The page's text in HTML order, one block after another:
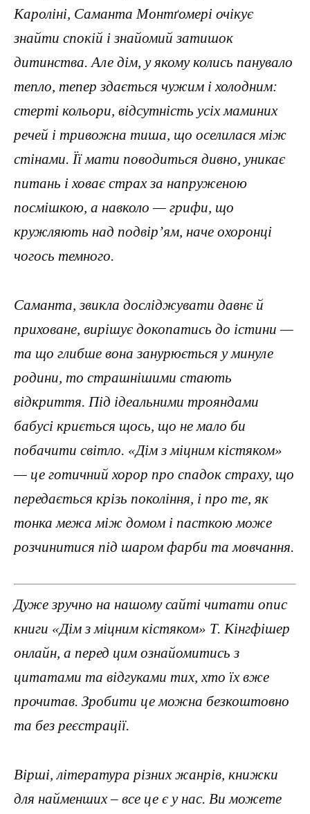
Кароліні, Саманта Монтґомері очікує
знайти спокій і знайомий затишок
дитинства. Але дім, у якому колись панувало
тепло, тепер здається чужим і холодним:
стерті кольори, відсутність усіх маминих
речей і тривожна тиша, що оселилася між
стінами. Її мати поводиться дивно, уникає
питань і ховає страх за напруженою
посмішкою, а навколо — грифи, що
кружляють над подвір’ям, наче охоронці
чогось темного.
Саманта, звикла досліджувати давнє й
приховане, вирішує докопатись до істини —
та що глибше вона занурюється у минуле
родини, то страшнішими стають
відкриття. Під ідеальними трояндами
бабусі криється щось, що не мало би
побачити світло. «Дім з міцним кістяком»
— це готичний хорор про спадок страху, що
передається крізь покоління, і про те, як
тонка межа між домом і пасткою може
розчинитися під шаром фарби та мовчання.
Дуже зручно на нашому сайті читати опис
книги «Дім з міцним кістяком» Т. Кінгфішер
онлайн, а перед цим ознайомитись з
цитатами та відгуками тих, хто їх вже
прочитав. Зробити це можна безкоштовно
та без реєстрації.
Вірші, література різних жанрів, книжки
для найменших – все це є у нас. Ви можете